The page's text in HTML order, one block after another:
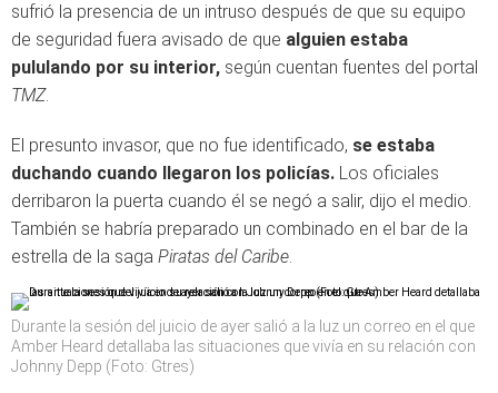
sufrió la presencia de un intruso después de que su equipo
de seguridad fuera avisado de que alguien estaba
pululando por su interior, según cuentan fuentes del portal
TMZ.
El presunto invasor, que no fue identificado, se estaba
duchando cuando llegaron los policías. Los oficiales
derribaron la puerta cuando él se negó a salir, dijo el medio.
También se habría preparado un combinado en el bar de la
estrella de la saga Piratas del Caribe.
Durante la sesión del juicio de ayer salió a la luz un correo en el que
Amber Heard detallaba las situaciones que vivía en su relación con
Johnny Depp (Foto: Gtres)